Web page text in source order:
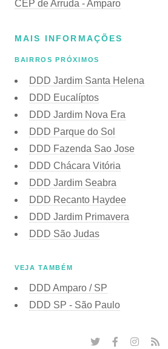
CEP de Arruda - Amparo
MAIS INFORMAÇÕES
BAIRROS PRÓXIMOS
DDD Jardim Santa Helena
DDD Eucalíptos
DDD Jardim Nova Era
DDD Parque do Sol
DDD Fazenda Sao Jose
DDD Chácara Vitória
DDD Jardim Seabra
DDD Recanto Haydee
DDD Jardim Primavera
DDD São Judas
VEJA TAMBÉM
DDD Amparo / SP
DDD SP - São Paulo